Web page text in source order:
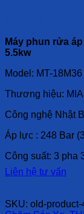
Máy phun rửa
5.5kw
Model: MT-18M36
Thương hiệu: MIA
Công nghệ Nhật
Áp lực : 248 Bar
Công suất: 3 pha
Liên hệ tư vấn
SKU: old-product-